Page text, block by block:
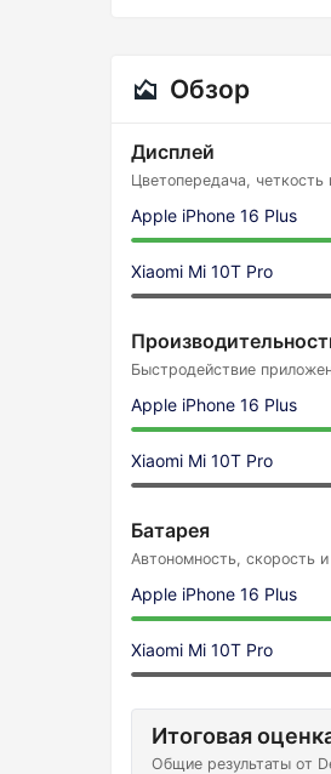
Обзор
Дисплей
Цветопередача,
Apple iPhone 16 Plus
Xiaomi Mi 10T Pro
Быстродействие
Apple iPhone 16 Plus
Xiaomi Mi 10T Pro
Батарея
Автономность, скорость
Apple iPhone 16 Plus
Xiaomi Mi 10T Pro
Итоговая
Общие результаты от